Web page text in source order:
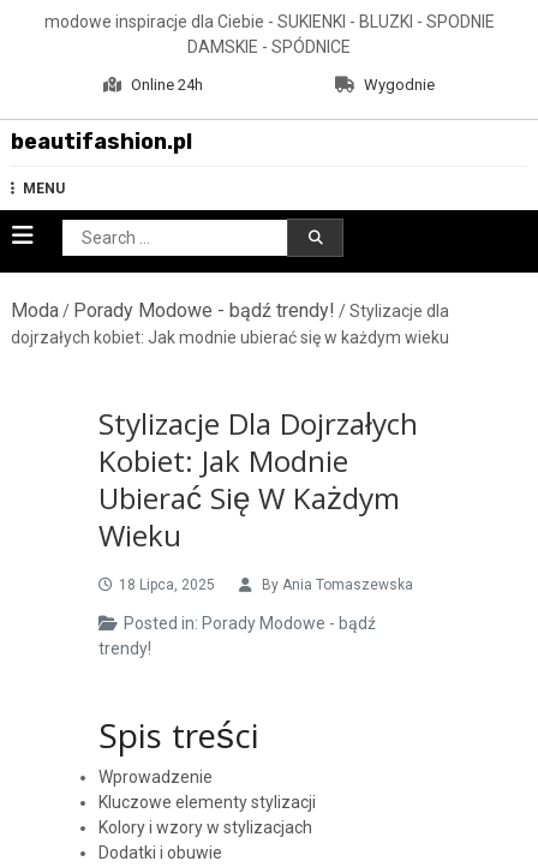
modowe inspiracje dla Ciebie - SUKIENKI - BLUZKI - SPODNIE
DAMSKIE - SPÓDNICE
Online 24h Wygodnie
beautifashion.pl
MENU
Search
for:
Moda/ Porady Modowe - bądź trendy! / Stylizacje dla
dojrzałych kobiet: Jak modnie ubierać się w każdym wieku
Stylizacje Dla Dojrzałych
Kobiet: Jak Modnie
Ubierać Się W Każdym
Wieku
18 Lipca, 2025 By Ania Tomaszewska
Posted in: Porady Modowe - bądź
trendy!
Spis treści
Wprowadzenie
Kluczowe elementy stylizacji
Kolory i wzory w stylizacjach
Dodatki i obuwie